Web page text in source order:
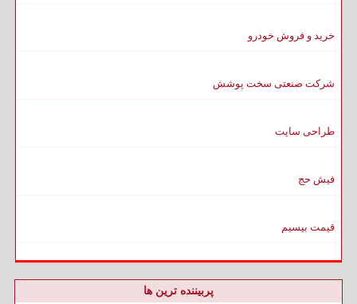
خرید و فروش خودرو
شرکت صنعتی سخت پوشش
طراحی سایت
فیش حج
قیمت بیسیم
پربیننده ترین ها